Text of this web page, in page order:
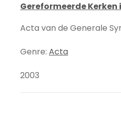
Gereformeerde
Acta van de Generale
Genre: Acta
2003